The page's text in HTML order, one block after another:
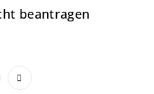
beantragen